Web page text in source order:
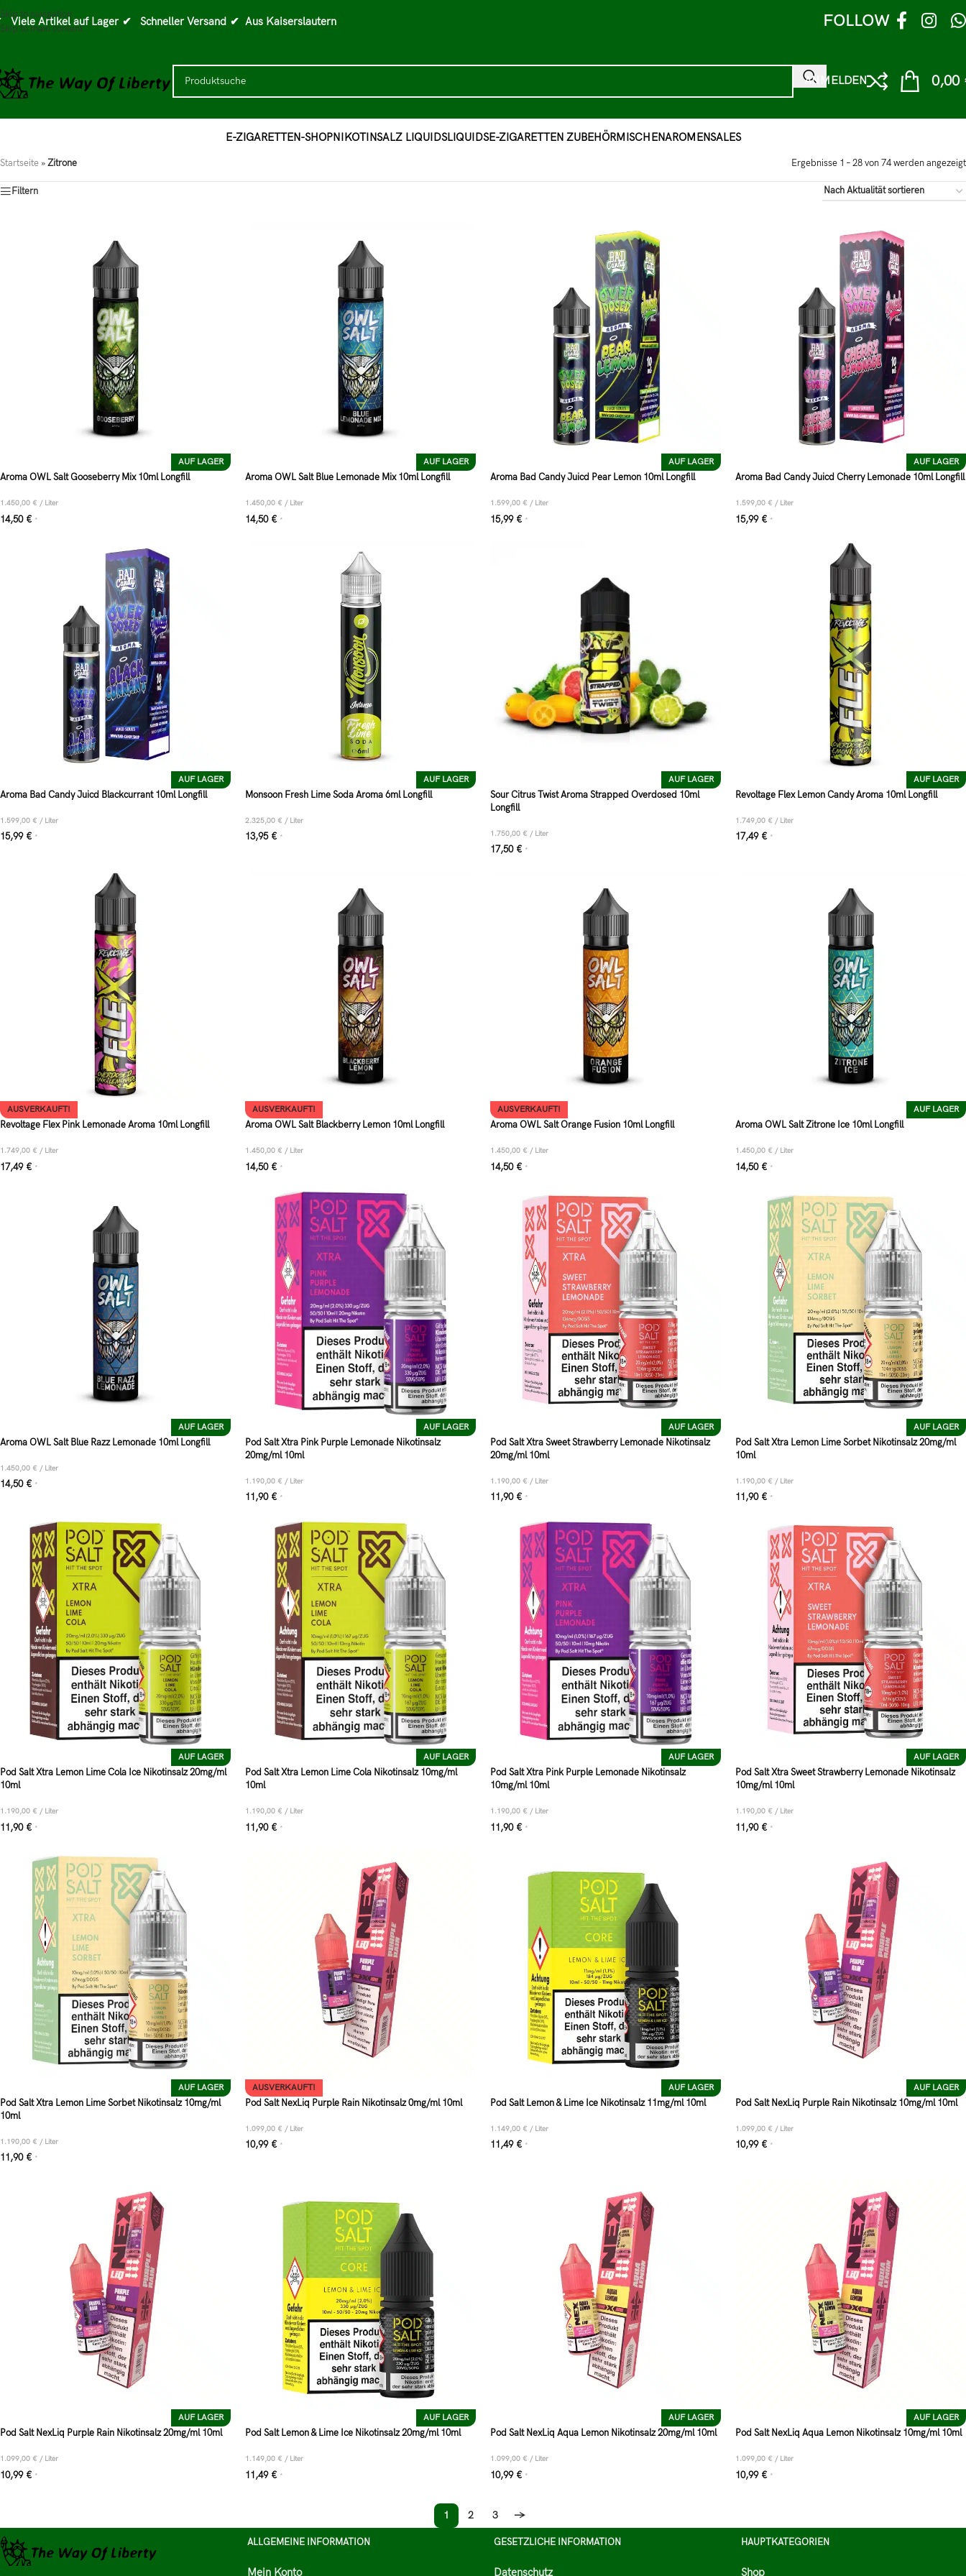
Skip to navigation
Skip to main content
Viele Artikel auf Lager ✔ Schneller Versand ✔ Aus Kaiserslautern FOLLOW
ANMELDEN 0,00
E-ZIGARETTEN-SHOPNIKOTINSALZ LIQUIDSLIQUIDSE-ZIGARETTEN ZUBEHÖRMISCHENAROMENSALES
Startseite »Zitrone Ergebnisse 1 – 28 von 74 werden angezeigt
Filtern
AUF LAGER
Aroma OWL Salt Gooseberry Mix 10ml Longfill
1.450,00 € / Liter
14,50 € *
AUF LAGER
Aroma OWL Salt Blue Lemonade Mix 10ml Longfill
1.450,00 € / Liter
14,50 € *
AUF LAGER
Aroma Bad Candy Juicd Pear Lemon 10ml Longfill
1.599,00 € / Liter
15,99 € *
AUF LAGER
Aroma Bad Candy Juicd Cherry Lemonade 10ml Longfill
1.599,00 € / Liter
15,99 € *
AUF LAGER
Aroma Bad Candy Juicd Blackcurrant 10ml Longfill
1.599,00 € / Liter
15,99 € *
AUF LAGER
Monsoon Fresh Lime Soda Aroma 6ml Longfill
2.325,00 € / Liter
13,95 € *
AUF LAGER
Sour Citrus Twist Aroma Strapped Overdosed 10ml
Longfill
1.750,00 € / Liter
17,50 € *
AUF LAGER
Revoltage Flex Lemon Candy Aroma 10ml Longfill
1.749,00 € / Liter
17,49 € *
AUSVERKAUFT!
Revoltage Flex Pink Lemonade Aroma 10ml Longfill
1.749,00 € / Liter
17,49 € *
AUSVERKAUFT!
Aroma OWL Salt Blackberry Lemon 10ml Longfill
1.450,00 € / Liter
14,50 € *
AUSVERKAUFT!
Aroma OWL Salt Orange Fusion 10ml Longfill
1.450,00 € / Liter
14,50 € *
AUF LAGER
Aroma OWL Salt Zitrone Ice 10ml Longfill
1.450,00 € / Liter
14,50 € *
AUF LAGER
Aroma OWL Salt Blue Razz Lemonade 10ml Longfill
1.450,00 € / Liter
14,50 € *
AUF LAGER
Pod Salt Xtra Pink Purple Lemonade Nikotinsalz
20mg/ml 10ml
1.190,00 € / Liter
11,90 € *
AUF LAGER
Pod Salt Xtra Sweet Strawberry Lemonade Nikotinsalz
20mg/ml 10ml
1.190,00 € / Liter
11,90 € *
AUF LAGER
Pod Salt Xtra Lemon Lime Sorbet Nikotinsalz 20mg/ml
10ml
1.190,00 € / Liter
11,90 € *
AUF LAGER
Pod Salt Xtra Lemon Lime Cola Ice Nikotinsalz 20mg/ml
10ml
1.190,00 € / Liter
11,90 € *
AUF LAGER
Pod Salt Xtra Lemon Lime Cola Nikotinsalz 10mg/ml
10ml
1.190,00 € / Liter
11,90 € *
AUF LAGER
Pod Salt Xtra Pink Purple Lemonade Nikotinsalz
10mg/ml 10ml
1.190,00 € / Liter
11,90 € *
AUF LAGER
Pod Salt Xtra Sweet Strawberry Lemonade Nikotinsalz
10mg/ml 10ml
1.190,00 € / Liter
11,90 € *
AUF LAGER
Pod Salt Xtra Lemon Lime Sorbet Nikotinsalz 10mg/ml
10ml
1.190,00 € / Liter
11,90 € *
AUSVERKAUFT!
Pod Salt NexLiq Purple Rain Nikotinsalz 0mg/ml 10ml
1.099,00 € / Liter
10,99 € *
AUF LAGER
Pod Salt Lemon & Lime Ice Nikotinsalz 11mg/ml 10ml
1.149,00 € / Liter
11,49 € *
AUF LAGER
Pod Salt NexLiq Purple Rain Nikotinsalz 10mg/ml 10ml
1.099,00 € / Liter
10,99 € *
AUF LAGER
Pod Salt NexLiq Purple Rain Nikotinsalz 20mg/ml 10ml
1.099,00 € / Liter
10,99 € *
AUF LAGER
Pod Salt Lemon & Lime Ice Nikotinsalz 20mg/ml 10ml
1.149,00 € / Liter
11,49 € *
AUF LAGER
Pod Salt NexLiq Aqua Lemon Nikotinsalz 20mg/ml 10ml
1.099,00 € / Liter
10,99 € *
AUF LAGER
Pod Salt NexLiq Aqua Lemon Nikotinsalz 10mg/ml 10ml
1.099,00 € / Liter
10,99 € *
1 2 3 →
ALLGEMEINE INFORMATION
Mein Konto
GESETZLICHE INFORMATION
Datenschutz
HAUPTKATEGORIEN
Shop